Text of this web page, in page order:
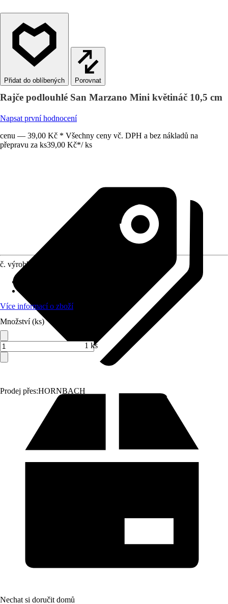
Porovnat
Rajče podlouhlé San Marzano Mini květináč 10,5 cm
Napsat první hodnocení
cenu — 39,00 Kč * Všechny ceny vč. DPH a bez nákladů na
přepravu za ks39,00 Kč*/ ks
Prodej přes:HORNBACH
č. výrobku
Více informací o zboží
Množství (ks)
1 ks
Nechat si doručit domů